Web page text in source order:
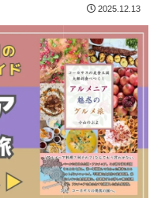
2025.12.13